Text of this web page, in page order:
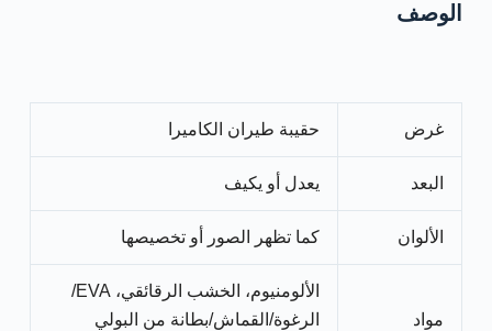
الوصف
غرض حقيبة طيران الكاميرا
البعد يعدل أو يكيف
الألوان كما تظهر الصور أو تخصيصها
مواد
الألومنيوم، الخشب الرقائقي، EVA/
الرغوة/القماش/بطانة من البولي